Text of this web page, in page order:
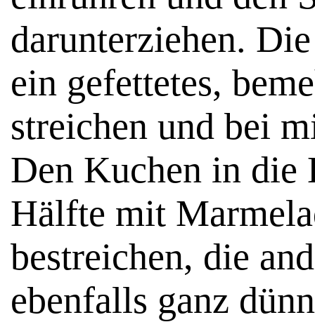
darunterziehen.
ein gefettetes,
streichen und bei
Den Kuchen in die
Hälfte mit
bestreichen, die
ebenfalls ganz